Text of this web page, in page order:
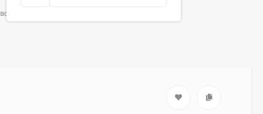
Северная (25 кг)